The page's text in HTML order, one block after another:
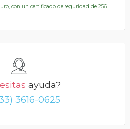
con un certificado de seguridad de 256
ayuda?
3616-0625